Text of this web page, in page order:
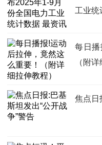
工业统
每日播
（附
焦点日